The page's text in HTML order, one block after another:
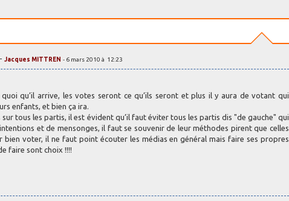
- Jacques MITTREN - 6 mars 2010 à 12:23
qu’il arrive, les votes seront ce qu’ils seront et plus il y aura de votant qui
enfants, et bien ça ira.
tous les partis, il est évident qu’il faut éviter tous les partis dis "de gauche" qui
et de mensonges, il faut se souvenir de leur méthodes pirent que celles
voter, il ne faut point écouter les médias en général mais faire ses propres
faire sont choix !!!!